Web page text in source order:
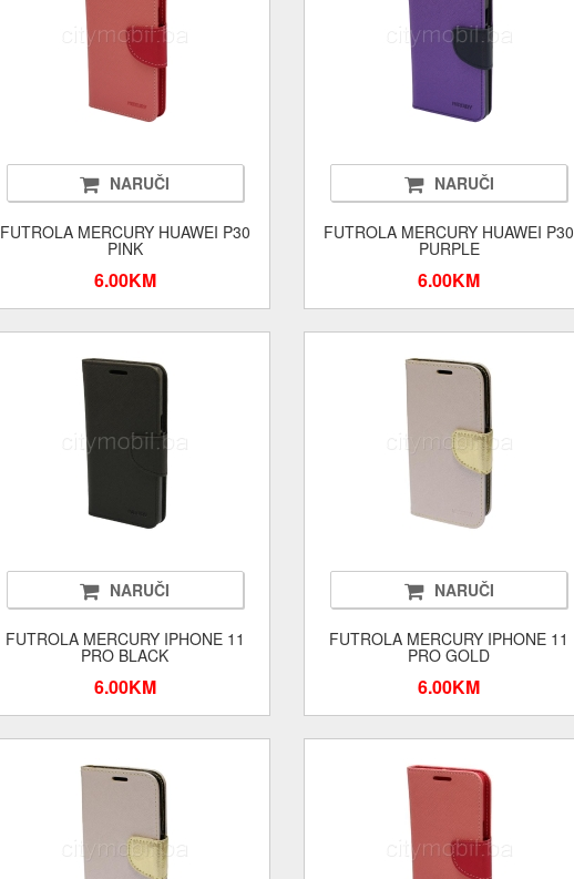
NARUČI
FUTROLA MERCURY HUAWEI P30
PINK
6.00KM
NARUČI
FUTROLA MERCURY HUAWEI P30
PURPLE
6.00KM
NARUČI
FUTROLA MERCURY IPHONE 11
PRO BLACK
6.00KM
NARUČI
FUTROLA MERCURY IPHONE 11
PRO GOLD
6.00KM